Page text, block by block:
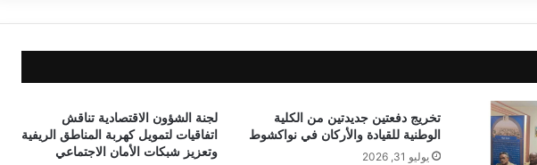
تخريج دفعتين جديدتين من الكلية
الوطنية للقيادة والأركان في نواكشوط
يوليو 31, 2026
لجنة الشؤون الاقتصادية تناقش
اتفاقيات لتمويل كهربة المناطق الريفية
وتعزيز شبكات الأمان الاجتماعي